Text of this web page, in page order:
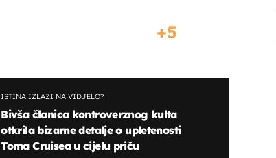
5
ISTINA IZLAZI NA VIDJELO?
Bivša članica kontroverznog kulta
otkrila bizarne detalje o upletenosti
Toma Cruisea u cijelu priču